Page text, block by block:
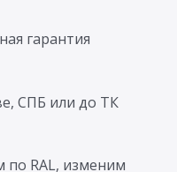
гарантия
СПБ или до ТК
по RAL, изменим